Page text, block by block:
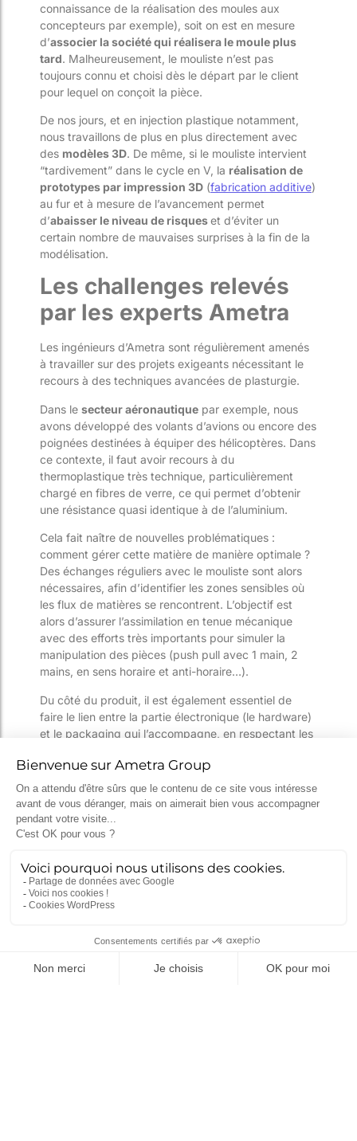
connaissance de la réalisation des moules aux
concepteurs par exemple), soit on est en mesure
d’associer la société qui réalisera le moule plus
tard. Malheureusement, le mouliste n’est pas
toujours connu et choisi dès le départ par le client
pour lequel on conçoit la pièce.
De nos jours, et en injection plastique notamment,
nous travaillons de plus en plus directement avec
des modèles 3D. De même, si le mouliste intervient
“tardivement” dans le cycle en V, la réalisation de
prototypes par impression 3D (fabrication additive)
au fur et à mesure de l’avancement permet
d’abaisser le niveau de risqueset d’éviter un
certain nombre de mauvaises surprises à la fin de la
modélisation.
Les challenges relevés
par les experts Ametra
Les ingénieurs d’Ametra sont régulièrement amenés
à travailler sur des projets exigeants nécessitant le
recours à des techniques avancées de plasturgie.
Dans le secteur aéronautique par exemple, nous
avons développé des volants d’avions ou encore des
poignées destinées à équiper des hélicoptères. Dans
ce contexte, il faut avoir recours à du
thermoplastique très technique, particulièrement
chargé en fibres de verre, ce qui permet d’obtenir
une résistance quasi identique à de l’aluminium.
Cela fait naître de nouvelles problématiques :
comment gérer cette matière de manière optimale ?
Des échanges réguliers avec le mouliste sont alors
nécessaires, afin d’identifier les zones sensibles où
les flux de matières se rencontrent. L’objectif est
alors d’assurer l’assimilation en tenue mécanique
avec des efforts très importants pour simuler la
manipulation des pièces (push pull avec 1 main, 2
mains, en sens horaire et anti-horaire…).
Du côté du produit, il est également essentiel de
faire le lien entre la partie électronique (le hardware)
et le packaging qui l’accompagne, en respectant les
électrique ne se produise entre la main et la carte
électronique. Dans ce contexte, la notion
d’étanchéité (eau et poussière) joue un rôle crucial.
Nous intervenons également dans le
relève de la
biocompatibilité
et de la désinfection.
L’étanchéité doit pouvoir être suffisante pour
nettoyer le produit (sondes échographiques,
caméras dentaires…). Nos ingénieurs travaillent aussi
thermique, afin d’éviter que la chaleur émise par les
cartes électroniques ne vienne par exemple entrer